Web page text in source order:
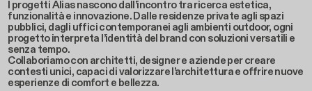
I progetti Alias nascono dall’incontro tra ricerca estetica,
funzionalità e innovazione. Dalle residenze private agli spazi
pubblici, dagli uffici contemporanei agli ambienti outdoor, ogni
progetto interpreta l’identità del brand con soluzioni versatili e
senza tempo.
Collaboriamo con architetti, designer e aziende per creare
contesti unici, capaci di valorizzare l’architettura e offrire nuove
esperienze di comfort e bellezza.